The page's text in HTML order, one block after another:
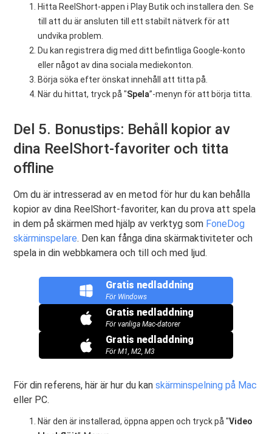
Hitta ReelShort-appen i Play Butik och installera den. Se
till att du är ansluten till ett stabilt nätverk för att
undvika problem.
Du kan registrera dig med ditt befintliga Google-konto
eller något av dina sociala mediekonton.
Börja söka efter önskat innehåll att titta på.
När du hittat, tryck på "Spela”-menyn för att börja titta.
Del 5. Bonustips: Behåll kopior av
dina ReelShort-favoriter och titta
offline
Om du är intresserad av en metod för hur du kan behålla
kopior av dina ReelShort-favoriter, kan du prova att spela
in dem på skärmen med hjälp av verktyg som FoneDog
skärminspelare. Den kan fånga dina skärmaktiviteter och
spela in din webbkamera och till och med ljud.
Gratis nedladdning
För Windows
Gratis nedladdning
För vanliga Mac-datorer
Gratis nedladdning
För M1, M2, M3
För din referens, här är hur du kanskärminspelning på Mac
eller PC.
När den är installerad, öppna appen och tryck på "Video